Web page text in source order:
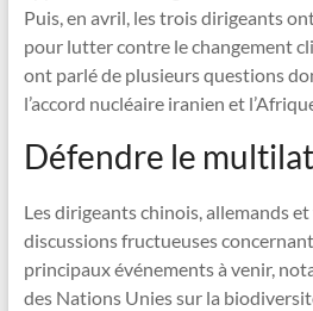
Puis, en avril, les trois dirigeants
pour lutter contre le changement
ont parlé de plusieurs questions
l’accord nucléaire iranien et
Défendre le
Les dirigeants chinois, allemands
discussions fructueuses
principaux événements à venir,
des Nations Unies sur la